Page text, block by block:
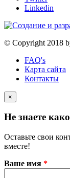
Linkedin
© Copyright 2018
FAQ's
Карта сайта
Контакты
×
Не знаете
Оставьте свои
вместе!
Ваше имя *